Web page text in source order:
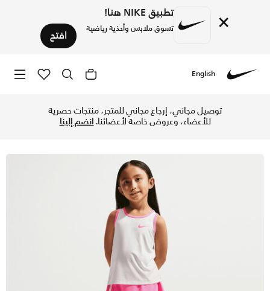
× تطبيق NIKE هنا!
تسوق ملابس وأحذية رياضية افتح
English
توصيل مجاني، إرجاع مجاني للمتجر، منتجات حصرية
للأعضاء، وعروض خاصة لأعضائنا.انضم إلينا